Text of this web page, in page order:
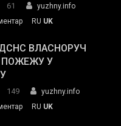
61
yuzhny.info
on
провів
нараду
силових
та
RU UK
ВЛАСНОРУЧ
ПОЖЕЖУ У
149
yuzhny.info
on
RU UK